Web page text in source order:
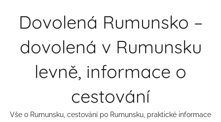
Dovolená Rumunsko –
dovolená v Rumunsku
levně, informace o
cestování
Vše o Rumunsku, cestování po Rumunsku, praktické informace